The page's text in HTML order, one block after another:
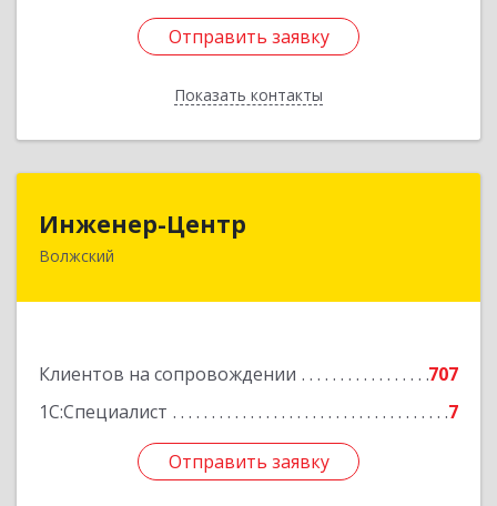
Отправить заявку
Показать контакты
Отправить заявку
Назад
Инженер-Центр
Волжский
Клиентов на сопровождении
707
1С:Специалист
7
Отправить заявку
404120, Волгоградская обл, Волжский г, им
Отправить заявку